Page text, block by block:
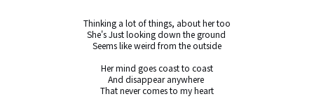
Thinking a lot of things, about her too
She's Just looking down the ground
Seems like weird from the outside
Her mind goes coast to coast
And disappear anywhere
That never comes to my heart